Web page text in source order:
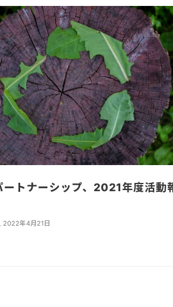
ートナーシップ、2021年度活動
, 2022年4月21日